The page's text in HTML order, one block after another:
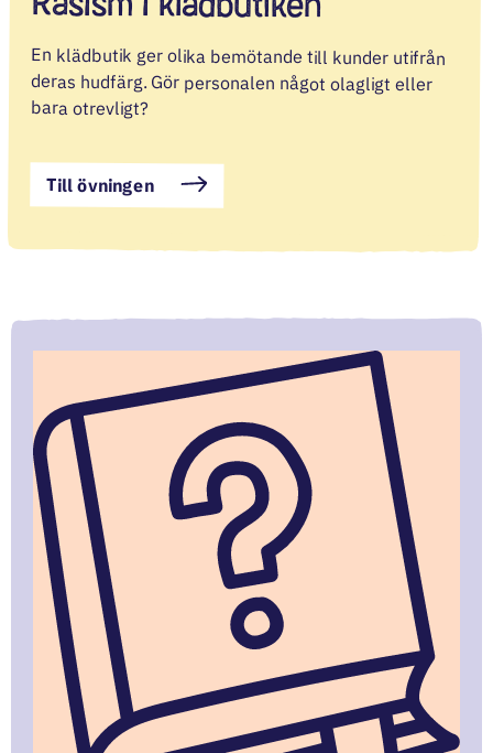
En klädbutik ger olika bemötande till kunder utifrån
deras hudfärg. Gör personalen något olagligt eller
bara otrevligt?
Till övningen